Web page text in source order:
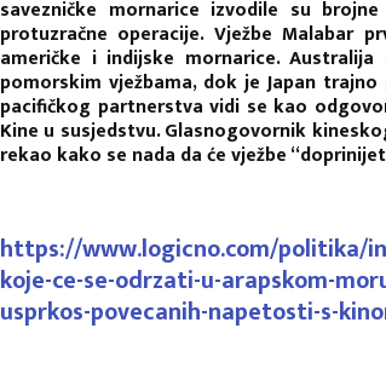
savezničke mornarice izvodile su
protuzračne operacije. Vježbe Malabar
američke i indijske mornarice.
pomorskim vježbama, dok je Japan
pacifičkog partnerstva vidi se kao
Kine u susjedstvu. Glasnogovornik
rekao kako se nada da će vježbe
https://www.logicno.com/politika/
koje-ce-se-odrzati-u-arapskom-
usprkos-povecanih-napetosti-s-